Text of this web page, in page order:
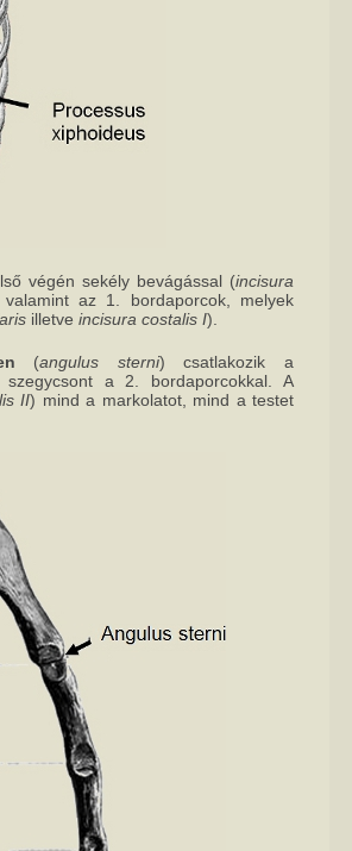
végén sekély bevágással (incisura
az 1. bordaporcok, melyek
illetve incisura costalis I).
(angulus sterni) csatlakozik a
a 2. bordaporcokkal. A
II) mind a markolatot, mind a testet